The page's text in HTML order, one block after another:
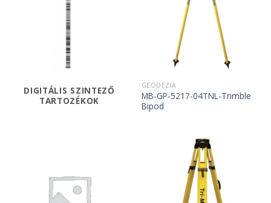
DIGITÁLIS SZINTEZŐ
TARTOZÉKOK
GEODÉZIA
MB-GP-5217-04TNL-Trimble
Bipod